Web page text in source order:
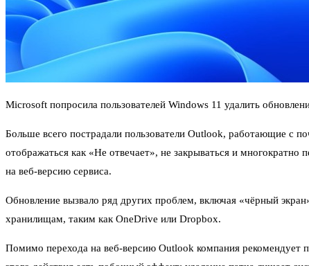
Microsoft попросила пользователей Windows 11 удалить
Больше всего пострадали пользователи Outlook, работающие с
отображаться как «Не отвечает», не закрываться и
на веб‑версию сервиса.
Обновление вызвало ряд других проблем, включая «чёрный
хранилищам, таким как OneDrive или Dropbox.
Помимо перехода на веб-версию Outlook компания рекомендует